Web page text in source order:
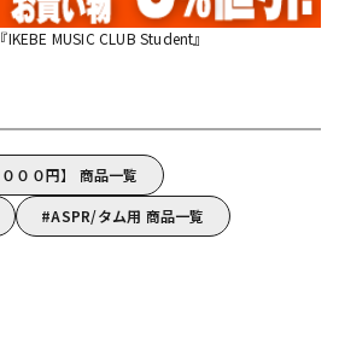
MUSIC CLUB Student』
００円】 商品一覧
ASPR/タム用 商品一覧